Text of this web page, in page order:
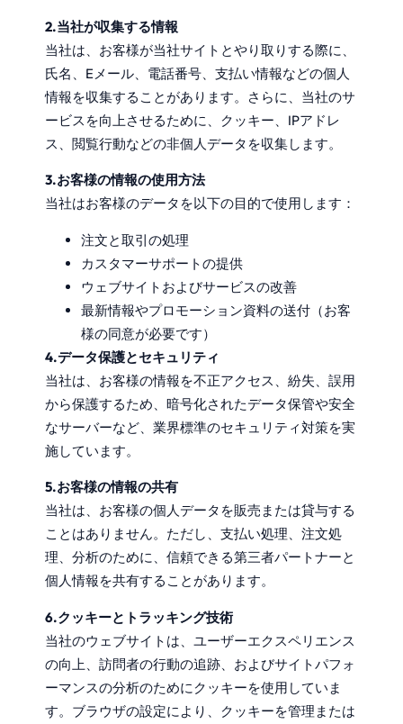
2.当社が収集する情報
当社は、お客様が当社サイトとやり取りする際に、
氏名、Eメール、電話番号、支払い情報などの個人
情報を収集することがあります。さらに、当社のサ
ービスを向上させるために、クッキー、IPアドレ
ス、閲覧行動などの非個人データを収集します。
3.お客様の情報の使用方法
当社はお客様のデータを以下の目的で使用します：
注文と取引の処理
カスタマーサポートの提供
ウェブサイトおよびサービスの改善
最新情報やプロモーション資料の送付（お客
様の同意が必要です）
4.データ保護とセキュリティ
当社は、お客様の情報を不正アクセス、紛失、誤用
から保護するため、暗号化されたデータ保管や安全
なサーバーなど、業界標準のセキュリティ対策を実
施しています。
5.お客様の情報の共有
当社は、お客様の個人データを販売または貸与する
ことはありません。ただし、支払い処理、注文処
理、分析のために、信頼できる第三者パートナーと
個人情報を共有することがあります。
6.クッキーとトラッキング技術
当社のウェブサイトは、ユーザーエクスペリエンス
の向上、訪問者の行動の追跡、およびサイトパフォ
ーマンスの分析のためにクッキーを使用していま
す。ブラウザの設定により、クッキーを管理または